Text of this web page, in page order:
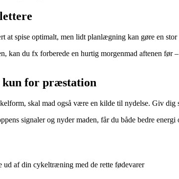
at spise optimalt, men lidt planlægning kan gøre en
kan du fx forberede en hurtig morgenmad aftenen før
kun for præstation
skal mad også være en kilde til nydelse. Giv
signaler og nyder maden, får du både bedre
ud af din cykeltræning med de rette fødevarer